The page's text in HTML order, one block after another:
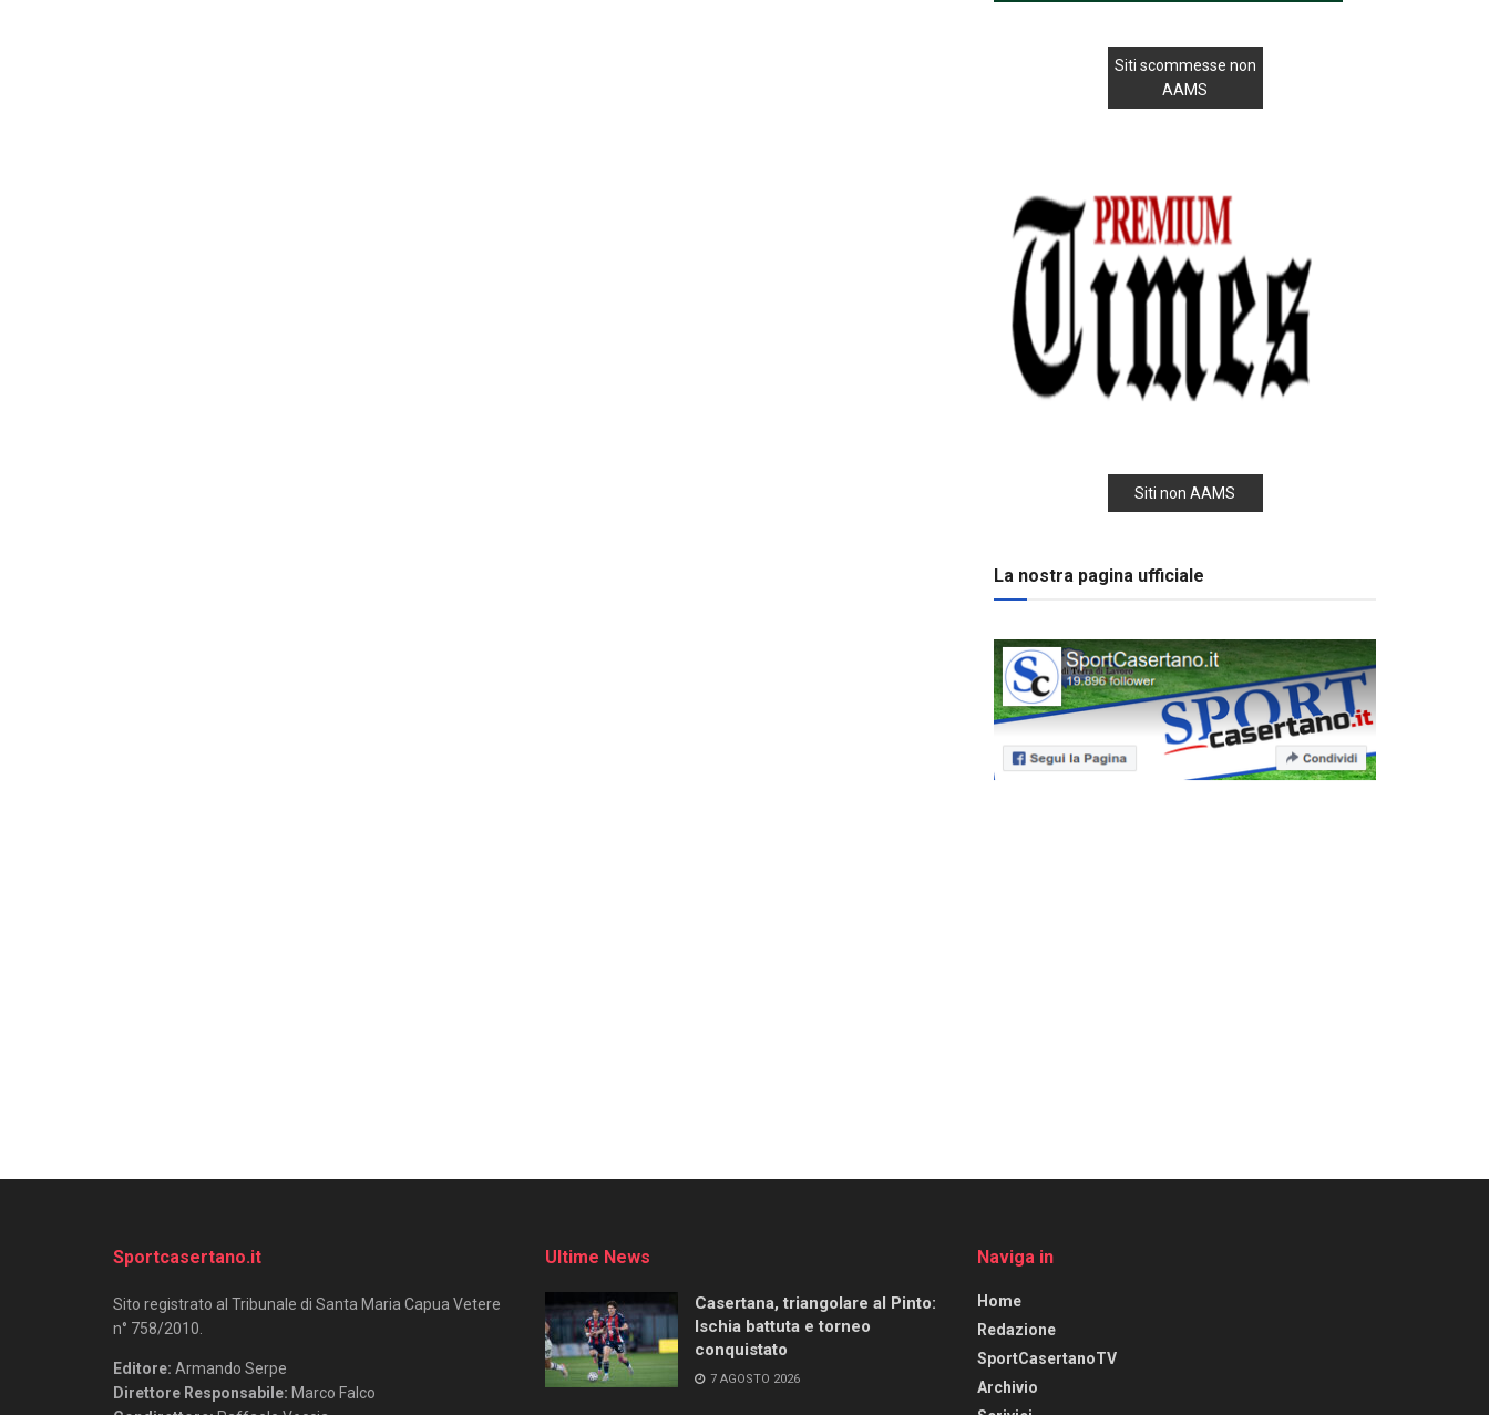
Siti scommesse non
AAMS
Siti non AAMS
La nostra pagina ufficiale
Sportcasertano.it
Sito registrato al Tribunale di Santa Maria Capua Vetere
n° 758/2010.
Editore: Armando Serpe
Direttore Responsabile: Marco Falco
Ultime News
Casertana, triangolare al Pinto:
Ischia battuta e torneo
conquistato
7 AGOSTO 2026
Naviga in
Home
Redazione
SportCasertanoTV
Archivio